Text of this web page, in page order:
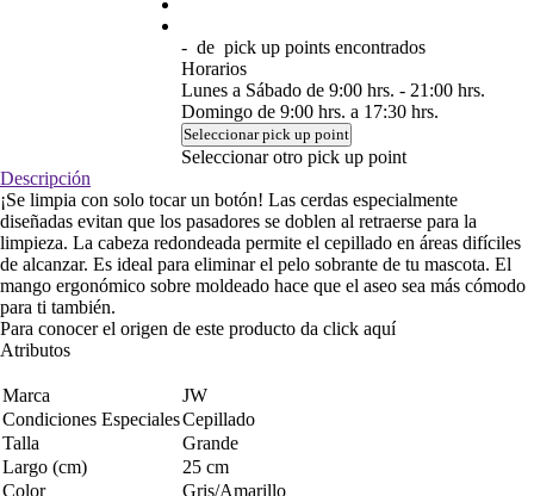
- de pick up points encontrados
Horarios
Lunes a Sábado de 9:00 hrs. - 21:00 hrs.
Domingo de 9:00 hrs. a 17:30 hrs.
Seleccionar pick up point
Seleccionar otro pick up point
Descripción
¡Se limpia con solo tocar un botón! Las cerdas especialmente
diseñadas evitan que los pasadores se doblen al retraerse para la
limpieza. La cabeza redondeada permite el cepillado en áreas difíciles
de alcanzar. Es ideal para eliminar el pelo sobrante de tu mascota. El
mango ergonómico sobre moldeado hace que el aseo sea más cómodo
para ti también.
Para conocer el origen de este producto da click aquí
Atributos
Marca
JW
Condiciones EspecialesCepillado
Talla
Grande
Largo (cm)
25 cm
Color
Gris/Amarillo